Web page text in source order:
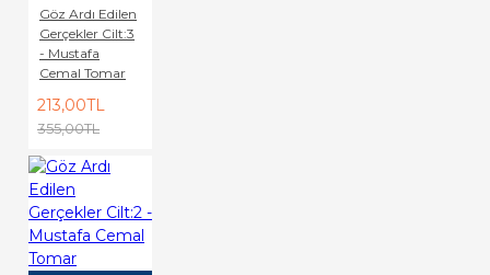
Göz Ardı Edilen
Gerçekler Cilt:3
- Mustafa
Cemal Tomar
213,00TL
355,00TL